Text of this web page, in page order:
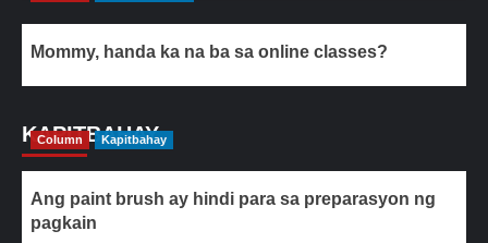
Mommy, handa ka na ba sa online classes?
KAPITBAHAY
Column Kapitbahay
Ang paint brush ay hindi para sa preparasyon ng
pagkain